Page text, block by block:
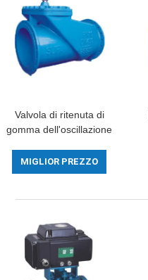
Valvola di ritenuta di
gomma dell'oscillazione
della falda per il vapore
dell'olio e dell'acqua
MIGLIOR PREZZO